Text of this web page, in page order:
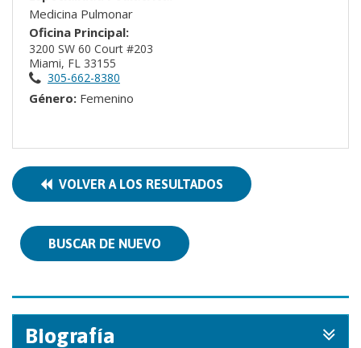
Medicina Pulmonar
Oficina Principal:
3200 SW 60 Court #203
Miami, FL 33155
305-662-8380
Género: Femenino
VOLVER A LOS RESULTADOS
BUSCAR DE NUEVO
Biografía